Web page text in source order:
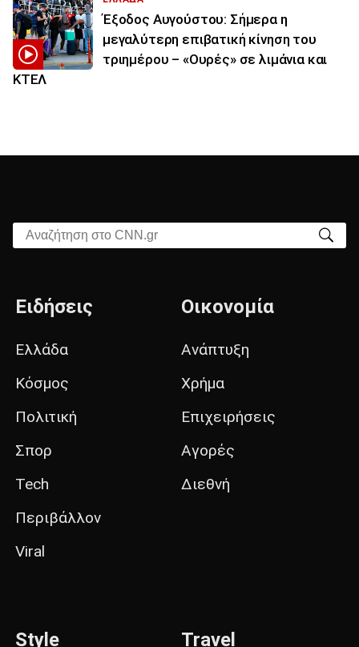
Έξοδος Αυγούστου: Σήμερα η
μεγαλύτερη επιβατική κίνηση του
τριημέρου – «Ουρές» σε λιμάνια και
ΚΤΕΛ
Αναζήτηση στο CNN.gr
Ειδήσεις
Ελλάδα
Κόσμος
Πολιτική
Σπορ
Tech
Περιβάλλον
Viral
Οικονομία
Ανάπτυξη
Χρήμα
Επιχειρήσεις
Αγορές
Διεθνή
Style Travel